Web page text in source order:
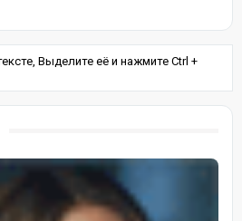
Выделите её и нажмите Ctrl +